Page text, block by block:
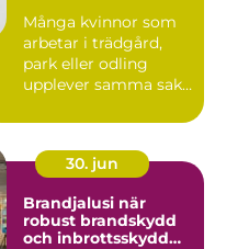
Många kvinnor som
arbetar i trädgård,
park eller odling
upplever samma sak:
sitt...
30. jun
Brandjalusi när
robust brandskydd
och inbrottsskydd